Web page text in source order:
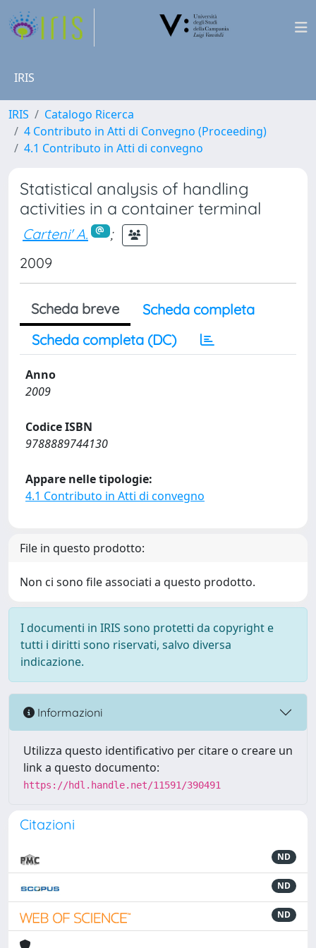
IRIS
IRIS
Catalogo Ricerca
4 Contributo in Atti di Convegno (Proceeding)
4.1 Contributo in Atti di convegno
Statistical analysis of handling
activities in a container terminal
Carteni' A.
;
2009
Scheda breve
Scheda completa
Scheda completa (DC)
Anno
2009
Codice ISBN
9788889744130
Appare nelle tipologie:
4.1 Contributo in Atti di convegno
File in questo prodotto:
Non ci sono file associati a questo prodotto.
I documenti in IRIS sono protetti da copyright e
tutti i diritti sono riservati, salvo diversa
indicazione.
Informazioni
Utilizza questo identificativo per citare o creare un
link a questo documento:
https://hdl.handle.net/11591/390491
Citazioni
ND
ND
ND